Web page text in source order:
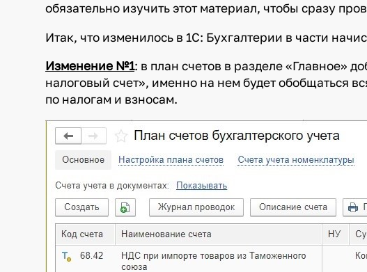
обязательно изучить этот материал, чтобы сразу
Итак, что изменилось в 1С: Бухгалтерии в части
Изменение №1: в план счетов в разделе «Главное»
налоговый счет», именно на нем будет обобщаться
по налогам и взносам.